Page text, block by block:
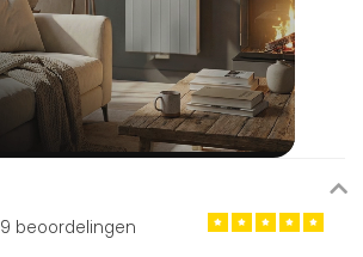
9 beoordelingen